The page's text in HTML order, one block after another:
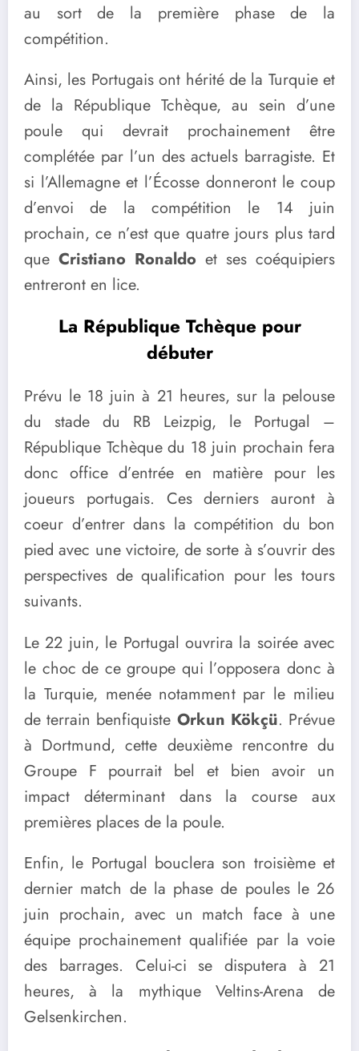
au sort de la première phase de la
compétition.
Ainsi, les Portugais ont hérité de la Turquie et
de la République Tchèque, au sein d’une
poule qui devrait prochainement être
complétée par l’un des actuels barragiste. Et
si l’Allemagne et l’Écosse donneront le coup
d’envoi de la compétition le 14 juin
prochain, ce n’est que quatre jours plus tard
que Cristiano Ronaldo et ses coéquipiers
entreront en lice.
La République Tchèque pour
débuter
Prévu le 18 juin à 21 heures, sur la pelouse
du stade du RB Leizpig, le Portugal –
République Tchèque du 18 juin prochain fera
donc office d’entrée en matière pour les
joueurs portugais. Ces derniers auront à
coeur d’entrer dans la compétition du bon
pied avec une victoire, de sorte à s’ouvrir des
perspectives de qualification pour les tours
suivants.
Le 22 juin, le Portugal ouvrira la soirée avec
le choc de ce groupe qui l’opposera donc à
la Turquie, menée notamment par le milieu
de terrain benfiquiste Orkun Kökçü. Prévue
à Dortmund, cette deuxième rencontre du
Groupe F pourrait bel et bien avoir un
impact déterminant dans la course aux
premières places de la poule.
Enfin, le Portugal bouclera son troisième et
dernier match de la phase de poules le 26
juin prochain, avec un match face à une
équipe prochainement qualifiée par la voie
des barrages. Celui-ci se disputera à 21
heures, à la mythique Veltins-Arena de
Gelsenkirchen.